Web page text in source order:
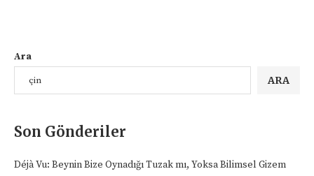
Ara
ARA
Son Gönderiler
Déjà Vu: Beynin Bize Oynadığı Tuzak mı, Yoksa Bilimsel Gizem